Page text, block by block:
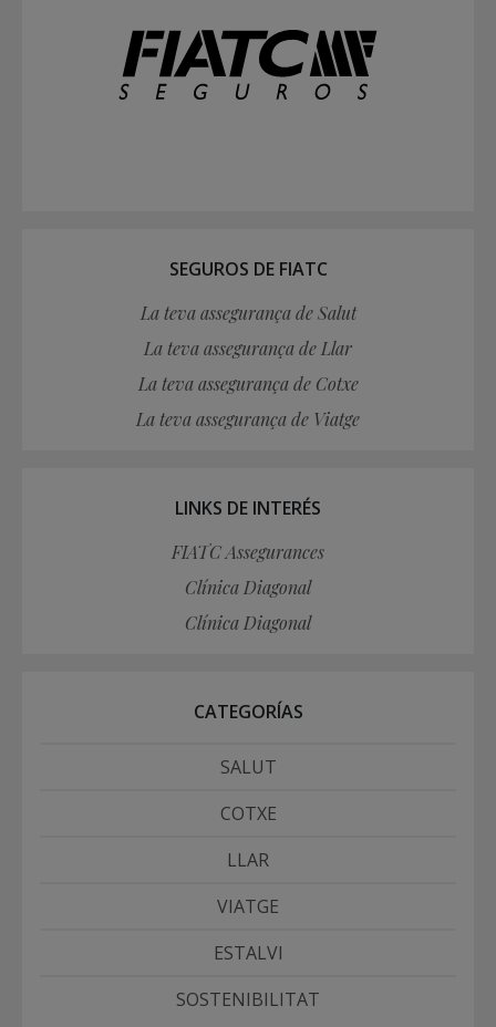
SEGUROS DE FIATC
La teva assegurança de Salut
La teva assegurança de Llar
La teva assegurança de Cotxe
La teva assegurança de Viatge
LINKS DE INTERÉS
FIATC Assegurances
Clínica Diagonal
Clínica Diagonal
CATEGORÍAS
SALUT
COTXE
LLAR
VIATGE
ESTALVI
SOSTENIBILITAT